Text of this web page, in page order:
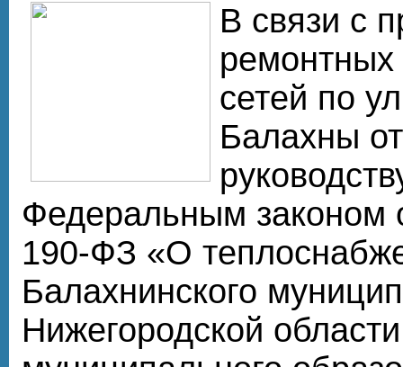
В связи с
ремонтных
сетей по
Балахны
Федеральным законом
190-ФЗ «О
Балахнинского
Нижегородской